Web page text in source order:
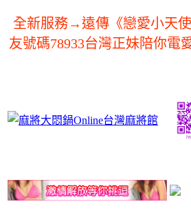
全新服務→遠傳《戀愛小天
友號碼78933台灣正妹陪你電